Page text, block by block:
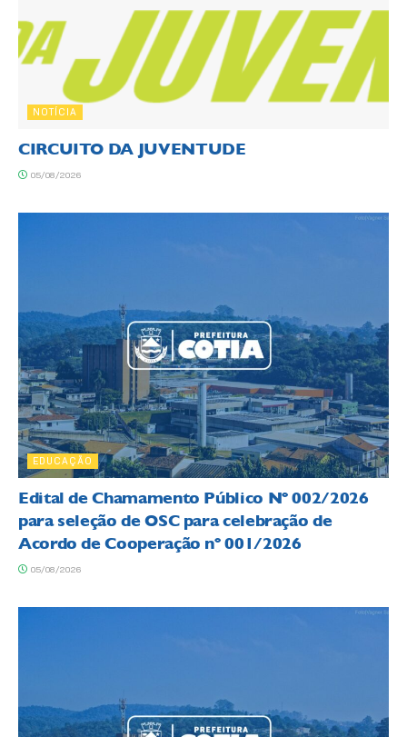
NOTÍCIA
CIRCUITO DA JUVENTUDE
05/08/2026
EDUCAÇÃO
Edital de Chamamento Público Nº 002/2026
para seleção de OSC para celebração de
Acordo de Cooperação nº 001/2026
05/08/2026